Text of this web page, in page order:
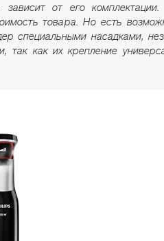
от его
товара. Но есть
специальными насадками,
так как их крепление